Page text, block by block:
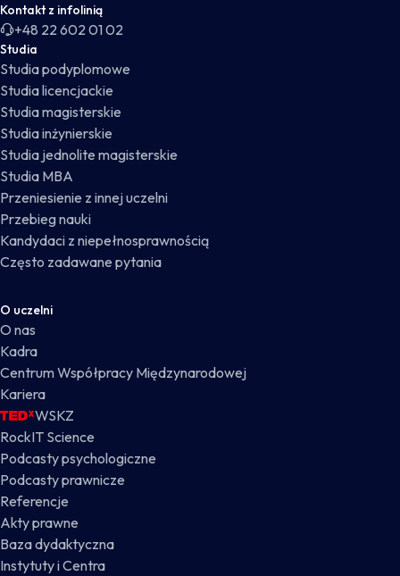
Kontakt z infolinią
+48 22 602 01 02
Studia
Studia podyplomowe
Studia licencjackie
Studia magisterskie
Studia inżynierskie
Studia jednolite magisterskie
Studia MBA
Przeniesienie z innej uczelni
Przebieg nauki
Kandydaci z niepełnosprawnością
Często zadawane pytania
O uczelni
O nas
Kadra
Centrum Współpracy Międzynarodowej
Kariera
WSKZ
RockIT Science
Podcasty psychologiczne
Podcasty prawnicze
Referencje
Akty prawne
Baza dydaktyczna
Instytuty i Centra